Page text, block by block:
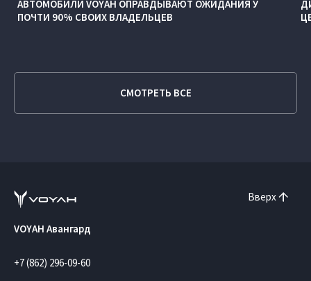
АВТОМОБИЛИ VOYAH ОПРАВДЫВАЮТ ОЖИДАНИЯ У
ПОЧТИ 90% СВОИХ ВЛАДЕЛЬЦЕВ
СМОТРЕТЬ ВСЕ
Вверх
VOYAH Авангард
+7 (862) 296-09-60